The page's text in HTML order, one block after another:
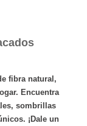
fibra natural,
Encuentra
sombrillas
¡Dale un